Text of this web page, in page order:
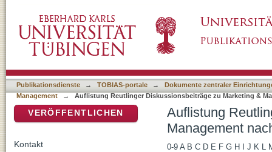
Publikationsdienste → TOBIAS-portale →
Dokumente zentraler
Management
→ Auflistung Reutlinger Diskussionsbeiträge zu Marketing &
Auflistung
Management
0-9 A B C D E F G H J K L
VERÖFFENTLICHEN
Kontakt